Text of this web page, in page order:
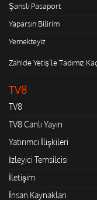
Şanslı Pasaport
Yaparsın Bilirim
Yemekteyiz
Zahide Yetiş'le Tadımız
TV8
TV8
TV8 Canlı Yayın
Yatırımcı İlişkileri
İzleyici Temsilcisi
İletişim
İnsan Kaynakları